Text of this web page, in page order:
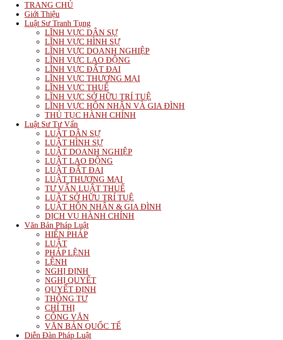
TRANG CHỦ
Giới Thiệu
Luật Sư Tranh Tụng
LĨNH VỰC DÂN SỰ
LĨNH VỰC HÌNH SỰ
LĨNH VỰC DOANH NGHIỆP
LĨNH VỰC LAO ĐỘNG
LĨNH VỰC ĐẤT ĐAI
LĨNH VỰC THƯƠNG MẠI
LĨNH VỰC THUẾ
LĨNH VỰC SỞ HỮU TRÍ TUỆ
LĨNH VỰC HÔN NHÂN VÀ GIA ĐÌNH
THỦ TỤC HÀNH CHÍNH
Luật Sư Tư Vấn
LUẬT DÂN SỰ
LUẬT HÌNH SỰ
LUẬT DOANH NGHIỆP
LUẬT LAO ĐỘNG
LUẬT ĐẤT ĐAI
LUẬT THƯƠNG MẠI
TƯ VẤN LUẬT THUẾ
LUẬT SỞ HỮU TRÍ TUỆ
LUẬT HÔN NHÂN & GIA ĐÌNH
DỊCH VỤ HÀNH CHÍNH
Văn Bản Pháp Luật
HIẾN PHÁP
LUẬT
PHÁP LỆNH
LỆNH
NGHỊ ĐỊNH
NGHỊ QUYẾT
QUYẾT ĐỊNH
THÔNG TƯ
CHỈ THỊ
CÔNG VĂN
VĂN BẢN QUỐC TẾ
Diễn Đàn Pháp Luật